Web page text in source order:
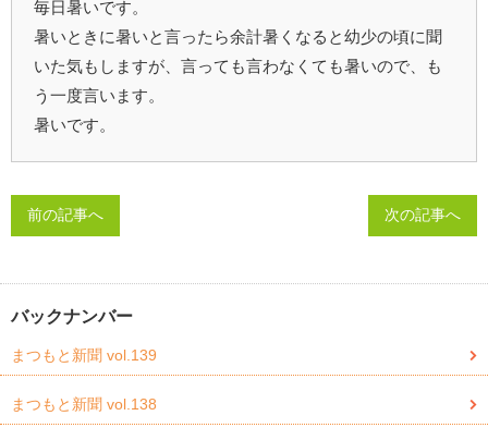
毎日暑いです。
暑いときに暑いと言ったら余計暑くなると幼少の頃に聞
いた気もしますが、言っても言わなくても暑いので、も
う一度言います。
暑いです。
前の記事へ 次の記事へ
バックナンバー
まつもと新聞 vol.139
まつもと新聞 vol.138